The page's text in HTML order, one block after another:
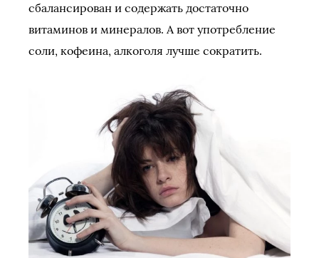
сбалансирован и содержать достаточно
витаминов и минералов. А вот употребление
соли, кофеина, алкоголя лучше сократить.